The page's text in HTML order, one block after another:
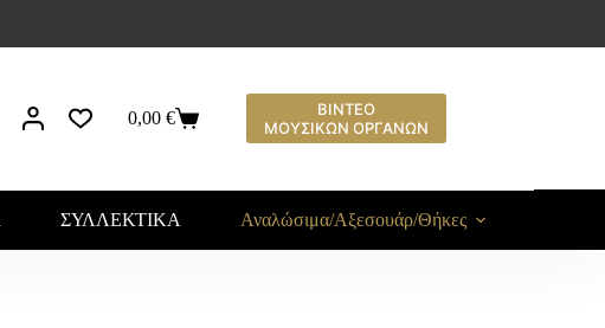
0,00 €
ΒΙΝΤΕΟ
ΜΟΥΣΙΚΩΝ ΟΡΓΑΝΩΝ
ΣΥΛΛΕΚΤΙΚΑ Αναλώσιμα/Αξεσουάρ/Θήκες